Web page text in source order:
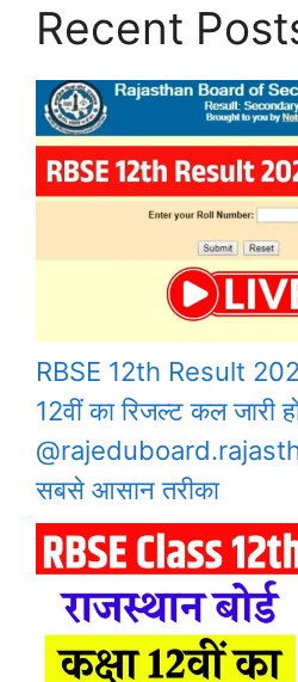
Recent
RBSE 12th Result
12वीं का रिजल्ट कल जारी
सबसे आसान तरीका